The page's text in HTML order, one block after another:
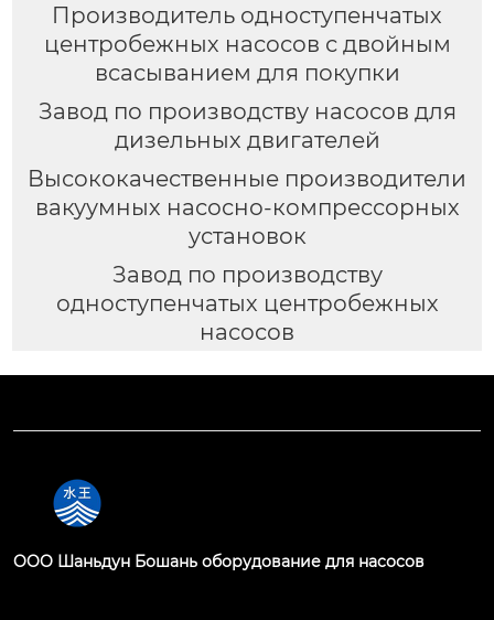
Производитель одноступенчатых
центробежных насосов с двойным
всасыванием для покупки
Завод по производству насосов для
дизельных двигателей
Высококачественные производители
вакуумных насосно-компрессорных
установок
Завод по производству
одноступенчатых центробежных
насосов
OOO Шаньдун Бошань оборудование для насосов